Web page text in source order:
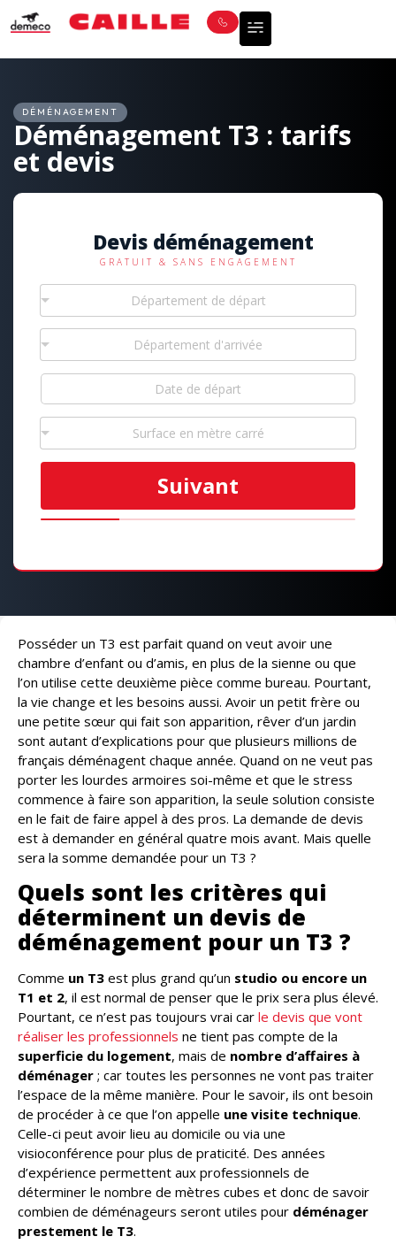
DÉMÉNAGEMENT
Déménagement T3 : tarifs
et devis
Devis déménagement
GRATUIT & SANS ENGAGEMENT
Département de départ
Département d'arrivée
Surface en mètre carré
Suivant
Posséder un T3 est parfait quand on veut avoir une
chambre d’enfant ou d’amis, en plus de la sienne ou que
l’on utilise cette deuxième pièce comme bureau. Pourtant,
la vie change et les besoins aussi. Avoir un petit frère ou
une petite sœur qui fait son apparition, rêver d’un jardin
sont autant d’explications pour que plusieurs millions de
français déménagent chaque année. Quand on ne veut pas
porter les lourdes armoires soi-même et que le stress
commence à faire son apparition, la seule solution consiste
en le fait de faire appel à des pros. La demande de devis
est à demander en général quatre mois avant. Mais quelle
sera la somme demandée pour un T3 ?
Quels sont les critères qui
déterminent un devis de
déménagement pour un T3 ?
Comme un T3 est plus grand qu’un studio ou encore un
T1 et 2, il est normal de penser que le prix sera plus élevé.
Pourtant, ce n’est pas toujours vrai car le devis que vont
réaliser les professionnels ne tient pas compte de la
superficie du logement, mais de nombre d’affaires à
déménager ; car toutes les personnes ne vont pas traiter
l’espace de la même manière. Pour le savoir, ils ont besoin
de procéder à ce que l’on appelle une visite technique.
Celle-ci peut avoir lieu au domicile ou via une
visioconférence pour plus de praticité. Des années
d’expérience permettent aux professionnels de
déterminer le nombre de mètres cubes et donc de savoir
combien de déménageurs seront utiles pour déménager
prestement le T3.